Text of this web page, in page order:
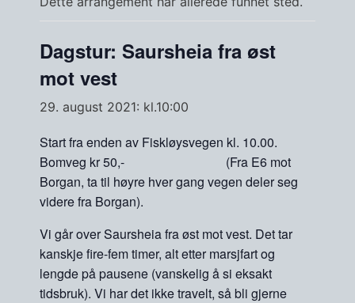
Dagstur: Saursheia fra øst
mot vest
29. august 2021: kl.10:00
Start fra enden av Fiskløysvegen kl. 10.00.
Bomveg kr 50,- (Fra E6 mot
Borgan, ta til høyre hver gang vegen deler seg
videre fra Borgan).
Vi går over Saursheia fra øst mot vest. Det tar
kanskje fire-fem timer, alt etter marsjfart og
lengde på pausene (vanskelig å si eksakt
tidsbruk). Vi har det ikke travelt, så bli gjerne